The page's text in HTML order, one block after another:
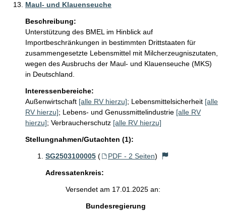
Maul- und Klauenseuche
Beschreibung:
Unterstützung des BMEL im Hinblick auf
Importbeschränkungen in bestimmten Drittstaaten für
zusammengesetzte Lebensmittel mit Milcherzeugniszutaten,
wegen des Ausbruchs der Maul- und Klauenseuche (MKS)
in Deutschland.
Interessenbereiche:
Außenwirtschaft [alle RV hierzu]; Lebensmittelsicherheit [alle
RV hierzu]; Lebens- und Genussmittelindustrie [alle RV
hierzu]; Verbraucherschutz [alle RV hierzu]
Stellungnahmen/Gutachten (1):
SG2503100005 ( PDF - 2 Seiten)
Adressatenkreis:
Versendet am 17.01.2025 an:
Bundesregierung